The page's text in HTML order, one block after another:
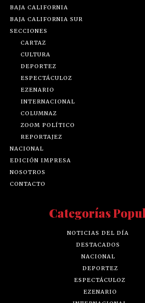
BAJA CALIFORNIA
BAJA CALIFORNIA SUR
SECCIONES
CARTAZ
CULTURA
DEPORTEZ
ESPECTÁCULOZ
EZENARIO
INTERNACIONAL
COLUMNAZ
ZOOM POLÍTICO
REPORTAJEZ
NACIONAL
EDICIÓN IMPRESA
NOSOTROS
CONTACTO
Categorías
NOTICIAS DEL DÍA
DESTACADOS
NACIONAL
DEPORTEZ
ESPECTÁCULOZ
EZENARIO